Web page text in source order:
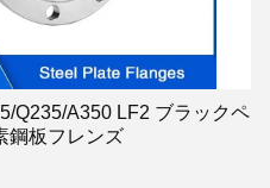
Q235/A350 LF2 ブラックペ
鋼板フレンズ